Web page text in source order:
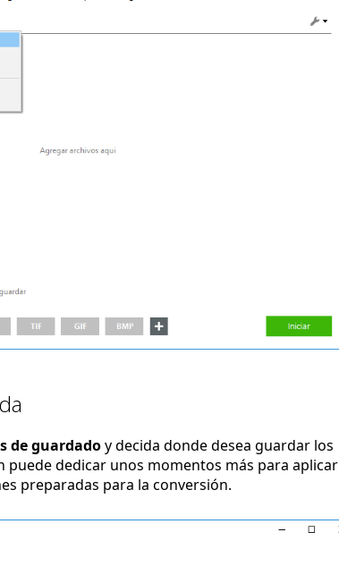
de guardadoy decida donde desea guardar los
puede dedicar unos momentos más para aplicar
preparadas para la conversión.